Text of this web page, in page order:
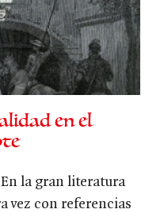
en el
la gran literatura
vez con referencias